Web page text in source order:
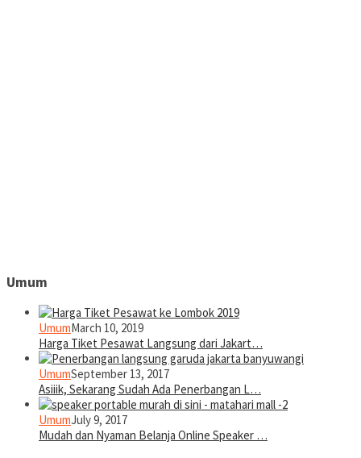
Umum
UmumMarch 10, 2019
Harga Tiket Pesawat Langsung dari Jakart…
UmumSeptember 13, 2017
Asiiik, Sekarang Sudah Ada Penerbangan L…
UmumJuly 9, 2017
Mudah dan Nyaman Belanja Online Speaker …